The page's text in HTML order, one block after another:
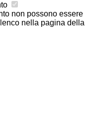
non possono essere
nella pagina della